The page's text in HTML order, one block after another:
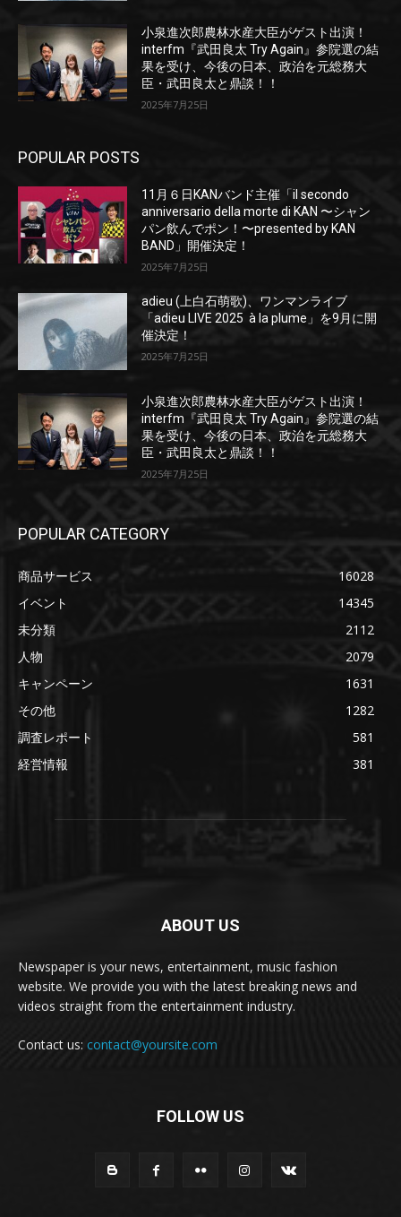
小泉進次郎農林水産大臣がゲスト出演！
interfm『武田良太 Try Again』参院選の結
果を受け、今後の日本、政治を元総務大
臣・武田良太と鼎談！！
2025年7月25日
POPULAR POSTS
11月６日KANバンド主催「il secondo
anniversario della morte di KAN 〜シャン
パン飲んでポン！〜presented by KAN
BAND」開催決定！
2025年7月25日
adieu (上白石萌歌)、ワンマンライブ
「adieu LIVE 2025 à la plume」を9月に開
催決定！
2025年7月25日
小泉進次郎農林水産大臣がゲスト出演！
interfm『武田良太 Try Again』参院選の結
果を受け、今後の日本、政治を元総務大
臣・武田良太と鼎談！！
2025年7月25日
POPULAR CATEGORY
商品サービス
16028
イベント
14345
未分類
2112
人物
2079
キャンペーン
1631
その他
1282
調査レポート
581
経営情報
381
ABOUT US
Newspaper is your news, entertainment, music fashion
website. We provide you with the latest breaking news and
videos straight from the entertainment industry.
Contact us: contact@yoursite.com
FOLLOW US